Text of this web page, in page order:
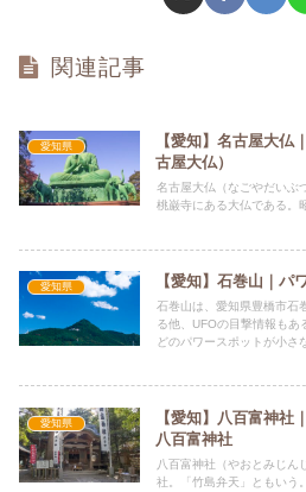
関連記事
愛知県
【愛知】名古屋大
古屋大仏）
名古屋大仏（なごやだいぶ
桃巌寺にある大仏である。
愛知県 【愛知】石巻山｜
石巻山は、愛知県豊橋市石
る他、UFOの目撃情報もあ
どのパワースポットが小さ
愛知県
【愛知】八百富神
八百富神社
八百富神社（やおとみじん
社。「竹島弁天」ともいう